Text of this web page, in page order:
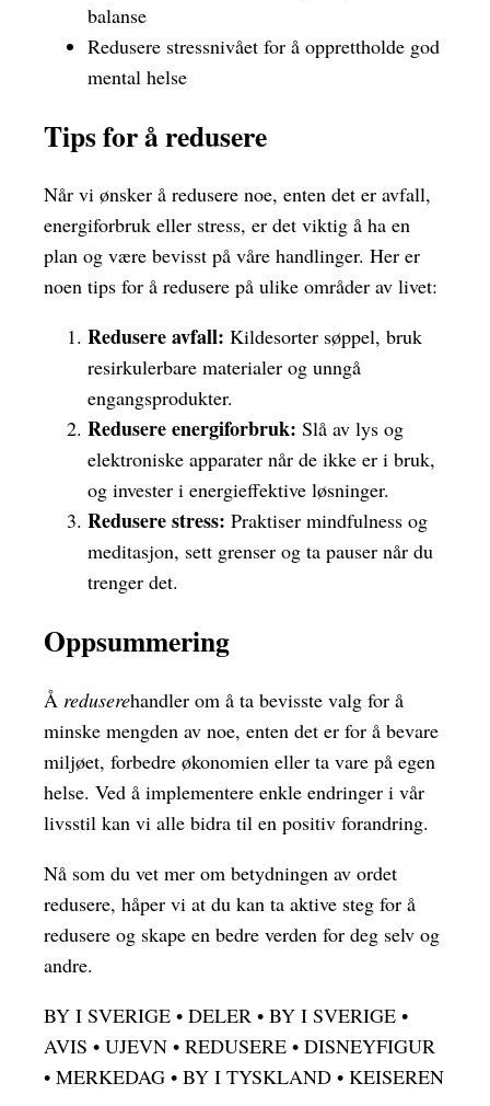
balanse
Redusere stressnivået for å opprettholde god
mental helse
Tips for å redusere
Når vi ønsker å redusere noe, enten det er avfall,
energiforbruk eller stress, er det viktig å ha en
plan og være bevisst på våre handlinger. Her er
noen tips for å redusere på ulike områder av livet:
Redusere avfall: Kildesorter søppel, bruk
resirkulerbare materialer og unngå
engangsprodukter.
Redusere energiforbruk: Slå av lys og
elektroniske apparater når de ikke er i bruk,
og invester i energieffektive løsninger.
Redusere stress: Praktiser mindfulness og
meditasjon, sett grenser og ta pauser når du
trenger det.
Oppsummering
Å reduserehandler om å ta bevisste valg for å
minske mengden av noe, enten det er for å bevare
miljøet, forbedre økonomien eller ta vare på egen
helse. Ved å implementere enkle endringer i vår
livsstil kan vi alle bidra til en positiv forandring.
Nå som du vet mer om betydningen av ordet
redusere, håper vi at du kan ta aktive steg for å
redusere og skape en bedre verden for deg selv og
andre.
BY I SVERIGE • DELER • BY I SVERIGE •
AVIS • UJEVN • REDUSERE • DISNEYFIGUR
• MERKEDAG • BY I TYSKLAND • KEISEREN